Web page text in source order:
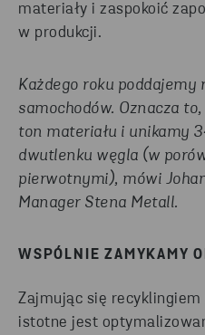
materiały i zaspokoić
w produkcji.
Każdego roku
samochodów. Oznacza
ton materiału i unikamy
dwutlenku węgla (w
pierwotnymi), mówi
Manager Stena Metall.
WSPÓLNIE ZAMYKAMY
Zajmując się
istotne jest